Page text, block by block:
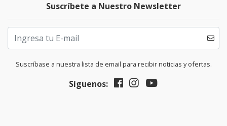
Suscríbete a Nuestro Newsletter
Suscríbase a nuestra lista de email para recibir noticias y ofertas.
Síguenos: